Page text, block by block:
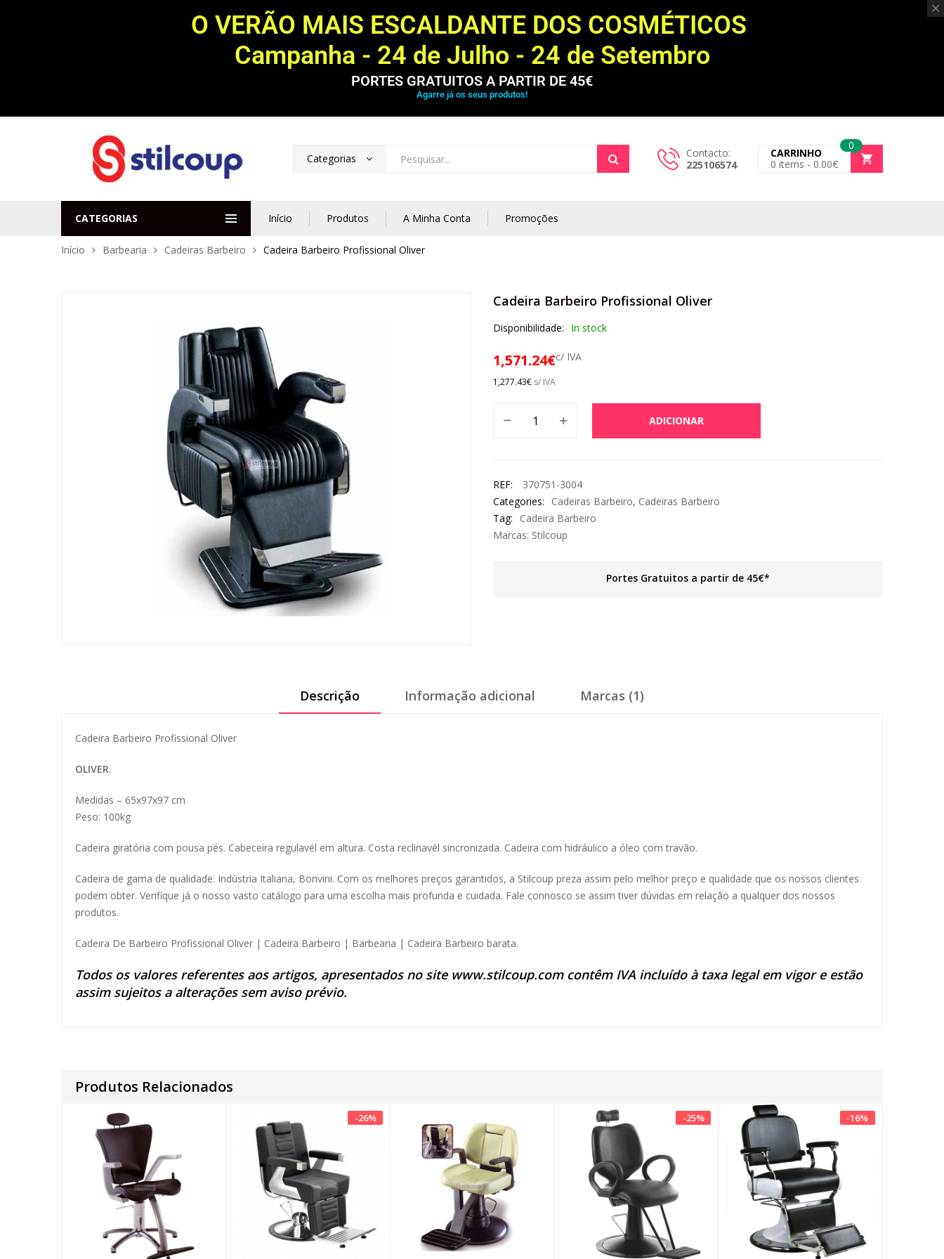
O VERÃO MAIS ESCALDANTE DOS COSMÉTICOS
Campanha - 24 de Julho - 24 de Setembro
PORTES GRATUITOS A PARTIR DE 45€
Agarre já os seus produtos!
Categorias
Contacto:
225106574
0
CARRINHO
0 items - 0.00€
CATEGORIAS Início Produtos A Minha Conta Promoções
Início Barbearia Cadeiras Barbeiro Cadeira Barbeiro Profissional Oliver
Cadeira Barbeiro Profissional Oliver
Disponibilidade: In stock
1,571.24€c/ IVA
1,277.43€ s/ IVA
ADICIONAR
REF:
370751-3004
Categories:
Cadeiras Barbeiro, Cadeiras Barbeiro
Tag:
Cadeira Barbeiro
Marcas: Stilcoup
Portes Gratuitos a partir de 45€*
Descrição Informação adicional Marcas (1)
Cadeira Barbeiro Profissional Oliver
OLIVER.
Medidas – 65x97x97 cm
Peso: 100kg
Cadeira giratória com pousa pés. Cabeceira regulavél em altura. Costa reclinavél sincronizada. Cadeira com hidráulico a óleo com travão.
Cadeira de gama de qualidade. Indústria Italiana, Bonvini. Com os melhores preços garantidos, a Stilcoup preza assim pelo melhor preço e qualidade que os nossos clientes
podem obter. Verifique já o nosso vasto catálogo para uma escolha mais profunda e cuidada. Fale connosco se assim tiver dúvidas em relação a qualquer dos nossos
produtos.
Cadeira De Barbeiro Profissional Oliver | Cadeira Barbeiro | Barbearia | Cadeira Barbeiro barata.
Todos os valores referentes aos artigos, apresentados no site www.stilcoup.comcontêm IVA incluído à taxa legal em vigor e estão
assim sujeitos a alterações sem aviso prévio.
Produtos Relacionados
-26% -25% -16%